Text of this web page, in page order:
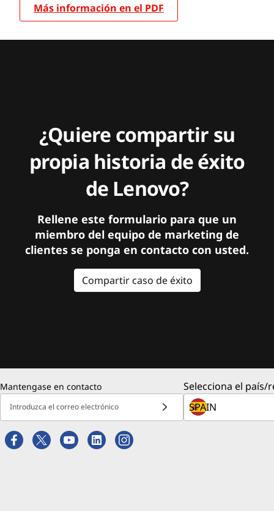
Más información en el PDF
¿Quiere compartir su
propia historia de éxito
de Lenovo?
Rellene este formulario para que un
miembro del equipo de marketing de
clientes se ponga en contacto con usted.
Compartir caso de éxito
Mantengase en contacto
Introduzca el correo electrónico
Selecciona el país/